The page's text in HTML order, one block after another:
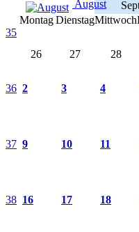
August
Montag DienstagMittwoch
35
26
27 28
36 2 3 4
37 9 10 11
38 16 17 18